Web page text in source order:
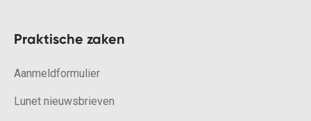
Praktische zaken
Aanmeldformulier
Lunet nieuwsbrieven